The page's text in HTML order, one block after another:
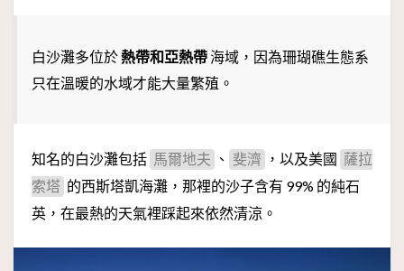
白沙灘多位於熱帶和亞熱帶 海域，因為珊瑚礁生態系
只在溫暖的水域才能大量繁殖。
知名的白沙灘包括 馬爾地夫 、 斐濟 ，以及美國 薩拉
索塔 的西斯塔凱海灘，那裡的沙子含有 99% 的純石
英，在最熱的天氣裡踩起來依然清涼。